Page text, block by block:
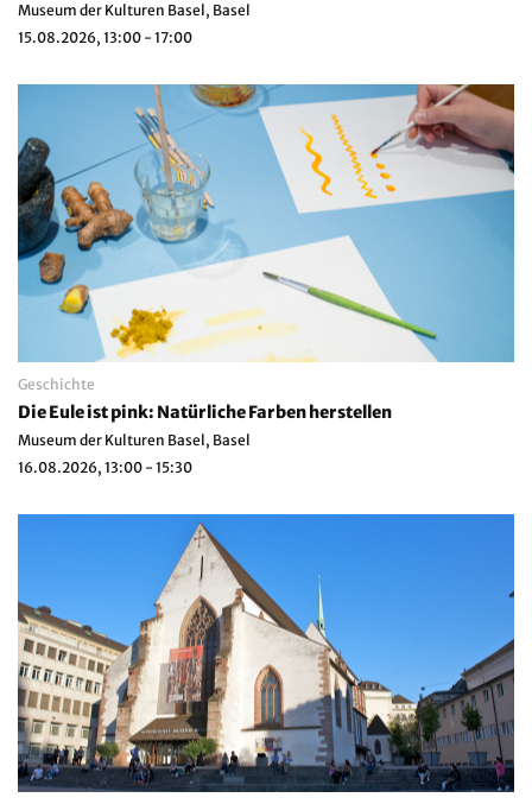
Museum der Kulturen Basel, Basel
15.08.2026, 13:00 - 17:00
Geschichte
Die Eule ist pink: Natürliche Farben herstellen
Museum der Kulturen Basel, Basel
16.08.2026, 13:00 - 15:30